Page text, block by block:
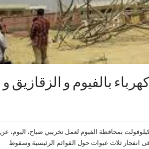
بالفيوم و الزقازيق و
برج شد زاوية 30 رقم 41 خط سنورس / قحافة جهد 66 كيلوفولت بمحافظة الفيوم لعمل تخريبي صباح، اليوم، عن
انفجار ثلاث عبوات حول القوائم الرئيسية وسقوط